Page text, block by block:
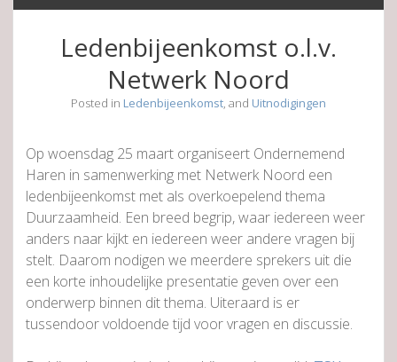
Ledenbijeenkomst o.l.v.
Netwerk Noord
Posted in Ledenbijeenkomst, and Uitnodigingen
Op woensdag 25 maart organiseert Ondernemend
Haren in samenwerking met Netwerk Noord een
ledenbijeenkomst met als overkoepelend thema
Duurzaamheid. Een breed begrip, waar iedereen weer
anders naar kijkt en iedereen weer andere vragen bij
stelt. Daarom nodigen we meerdere sprekers uit die
een korte inhoudelijke presentatie geven over een
onderwerp binnen dit thema. Uiteraard is er
tussendoor voldoende tijd voor vragen en discussie.